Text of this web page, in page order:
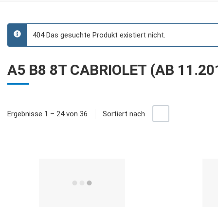
info
404 Das gesuchte Produkt existiert nicht.
A5 B8 8T CABRIOLET (AB
Ergebnisse 1 – 24 von 36 Sortiert nach